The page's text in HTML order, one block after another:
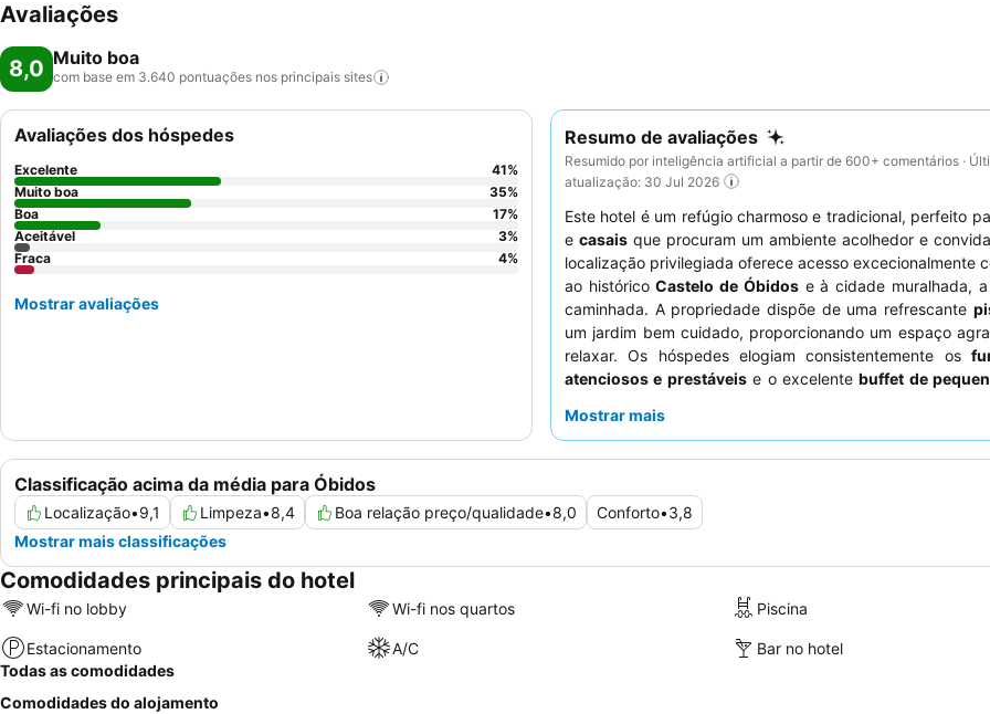
Avaliações
8,0 Muito boa
com base em 3.640 pontuações nos principais sites
Resumo de avaliações
Resumido por inteligência artificial a partir de 600+ comentários ·
atualização: 30 Jul 2026
Este hotel é um refúgio charmoso e tradicional, perfeito
e casais que procuram um ambiente acolhedor e
localização privilegiada oferece acesso excecionalmente
ao históricoCastelo de Óbidose à cidade muralhada, a
caminhada. A propriedade dispõe de uma refrescante
um jardim bem cuidado, proporcionando um espaço
relaxar. Os hóspedes elogiam consistentemente os
atenciosos e prestáveise o excelentebuffet de
mais tranquila, os hóspedes são aconselhados a solicitar
Mostrar mais
Classificação acima da média para Óbidos
Localização•9,1 Limpeza•8,4 Boa relação preço/qualidade•8,0 Conforto•3,8
Mostrar mais classificações
Avaliações dos hóspedes
Excelente 41%
Muito boa
35%
Boa
17%
Aceitável
3%
Fraca
4%
Mostrar avaliações
Comodidades principais do hotel
Wi-fi no lobby Wi-fi nos quartos Piscina
Estacionamento A/C
Bar no hotel
Todas as comodidades
Comodidades do alojamento